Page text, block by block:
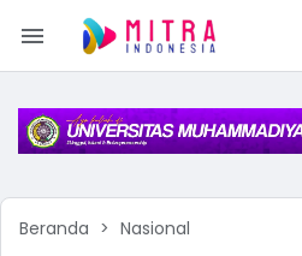
Beranda Nasional